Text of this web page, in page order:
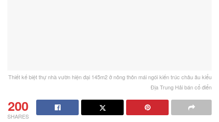
Thiết kế biệt thự nhà vườn hiện đại 145m2 ở nông thôn mái ngói kiến trúc châu âu kiểu
Địa Trung Hải bán cổ điển
200
SHARES